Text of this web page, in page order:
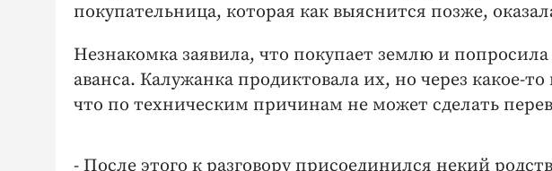
покупательница, которая как выяснится позже,
Незнакомка заявила, что покупает землю и
аванса. Калужанка продиктовала их, но через какое-
что по техническим причинам не может сделать
- После этого к разговору присоединился некий